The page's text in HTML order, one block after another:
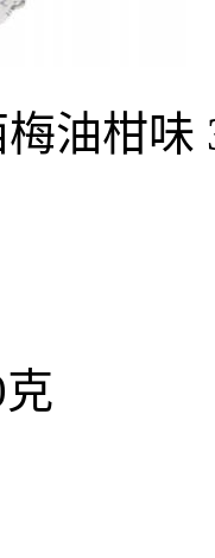
油柑味